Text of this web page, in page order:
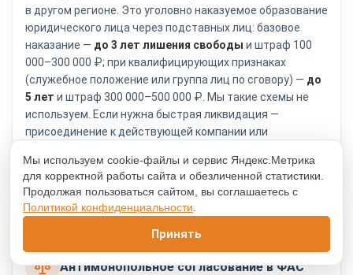
в другом регионе. Это уголовно наказуемое образование
юридического лица через подставных лиц: базовое
наказание — до 3 лет лишения свободы и штраф 100
000–300 000 ₽; при квалифицирующих признаках
(служебное положение или группа лиц по сговору) — до
5 лет и штраф 300 000–500 000 ₽. Мы такие схемы не
используем. Если нужна быстрая ликвидация —
присоединение к действующей компании или
ликвидация).
Антимонопольное согласование в ФАС
Мы используем cookie-файлы и сервис Яндекс.Метрика
для корректной работы сайта и обезличенной статистики.
Продолжая пользоваться сайтом, вы соглашаетесь с
Политикой конфиденциальности.
Принять